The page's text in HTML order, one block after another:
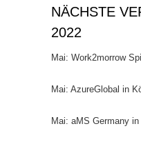
NÄCHSTE
2022
Mai: Work2morrow
Mai: AzureGlobal in
Mai: aMS Germany